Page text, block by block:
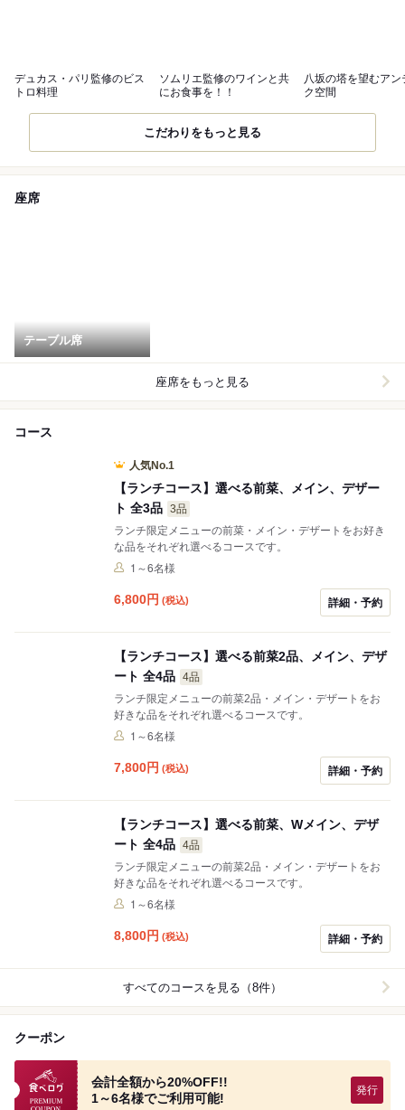
デュカス・パリ監修のビス
トロ料理
ソムリエ監修のワインと共
にお食事を！！
八坂の塔を望むアン
ク空間
こだわりをもっと見る
座席
テーブル席
座席をもっと見る
コース
人気No.1
【ランチコース】選べる前菜、メイン、デザー
ト 全3品 3品
ランチ限定メニューの前菜・メイン・デザートをお好き
な品をそれぞれ選べるコースです。
1～6名様
6,800円 (税込) 詳細・予約
【ランチコース】選べる前菜2品、メイン、デザ
ート 全4品 4品
ランチ限定メニューの前菜2品・メイン・デザートをお
好きな品をそれぞれ選べるコースです。
1～6名様
7,800円 (税込) 詳細・予約
【ランチコース】選べる前菜、Wメイン、デザ
ート 全4品 4品
ランチ限定メニューの前菜2品・メイン・デザートをお
好きな品をそれぞれ選べるコースです。
1～6名様
8,800円 (税込) 詳細・予約
すべてのコースを見る（8件）
クーポン
食べログプレミアムクーポン
会計全額から20%OFF!!
1～6名様でご利用可能!